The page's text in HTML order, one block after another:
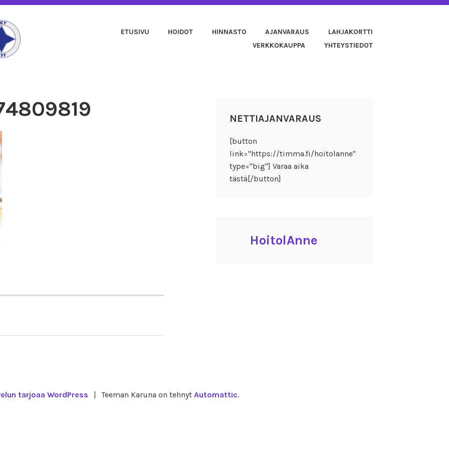
ETUSIVU HOIDOT HINNASTO AJANVARAUS
LAHJAKORTTI
VERKKOKAUPPA
YHTEYSTIEDOT
NETTIAJANVARAUS
[button
link="https://timma.fi/hoitolanne"
type="big"] Varaa aika
tästä[/button]
HoitolAnne
tarjoaa WordPress Teeman Karuna on tehnyt Automattic.